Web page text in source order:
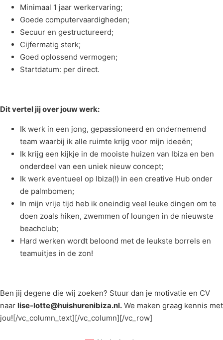
Minimaal 1 jaar werkervaring;
Goede computervaardigheden;
Secuur en gestructureerd;
Cijfermatig sterk;
Goed oplossend vermogen;
Startdatum: per direct.
Dit vertel jij over jouw werk:
Ik werk in een jong, gepassioneerd en ondernemend
team waarbij ik alle ruimte krijg voor mijn ideeën;
Ik krijg een kijkje in de mooiste huizen van Ibiza en ben
onderdeel van een uniek nieuw concept;
Ik werk eventueel op Ibiza(!) in een creative Hub onder
de palmbomen;
In mijn vrije tijd heb ik oneindig veel leuke dingen om te
doen zoals hiken, zwemmen of loungen in de nieuwste
beachclub;
Hard werken wordt beloond met de leukste borrels en
teamuitjes in de zon!
Ben jij degene die wij zoeken? Stuur dan je motivatie en CV
naar lise-lotte@huishurenibiza.nl. We maken graag kennis met
jou![/vc_column_text][/vc_column][/vc_row]